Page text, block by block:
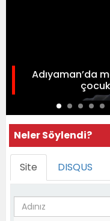
Adıyaman’da
Neler Söylendi?
Site DISQUS